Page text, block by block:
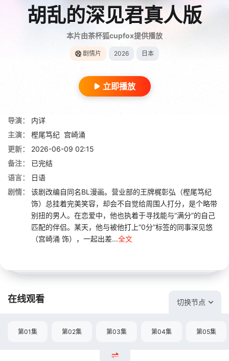
胡乱的深见君真人版
本片由茶杯狐cupfox提供播放
剧情片 2026 日本
立即播放
导演：
内详
主演：
樫尾笃纪 宫崎涌
更新：
2026-06-09 02:15
备注：
已完结
语言：
日语
剧情：
该剧改编自同名BL漫画。营业部的王牌梶彰弘（樫尾笃纪
饰）总挂着完美笑容，却会不自觉给周围人打分，是个略带
别扭的男人。在恋爱中，他也执着于寻找能与“满分”的自己
匹配的伴侣。某天，他与被他打上“0分”标签的同事深见悠
（宫崎涌 饰），一起出差...全文
在线观看 切换节点
第01集 第02集 第03集 第04集 第05集